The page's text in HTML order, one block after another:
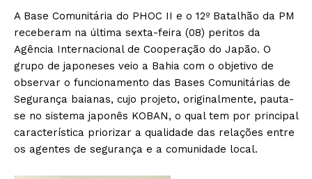
A Base Comunitária do PHOC II e o 12º Batalhão da PM
receberam na última sexta-feira (08) peritos da
Agência Internacional de Cooperação do Japão. O
grupo de japoneses veio a Bahia com o objetivo de
observar o funcionamento das Bases Comunitárias de
Segurança baianas, cujo projeto, originalmente, pauta-
se no sistema japonês KOBAN, o qual tem por principal
característica priorizar a qualidade das relações entre
os agentes de segurança e a comunidade local.